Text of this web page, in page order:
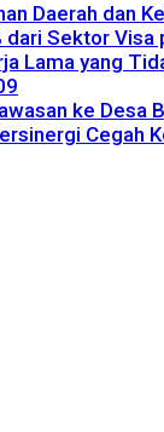
Daerah dan
dari Sektor
Lama yang
ke Desa
Cegah